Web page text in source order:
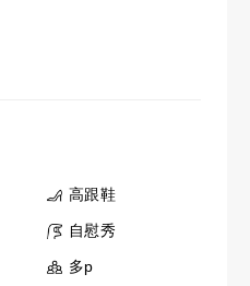
高跟鞋
自慰秀
多p